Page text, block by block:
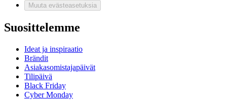
Muuta evästeasetuksia
Suosittelemme
Ideat ja inspiraatio
Brändit
Asiakasomistajapäivät
Tilipäivä
Black Friday
Cyber Monday